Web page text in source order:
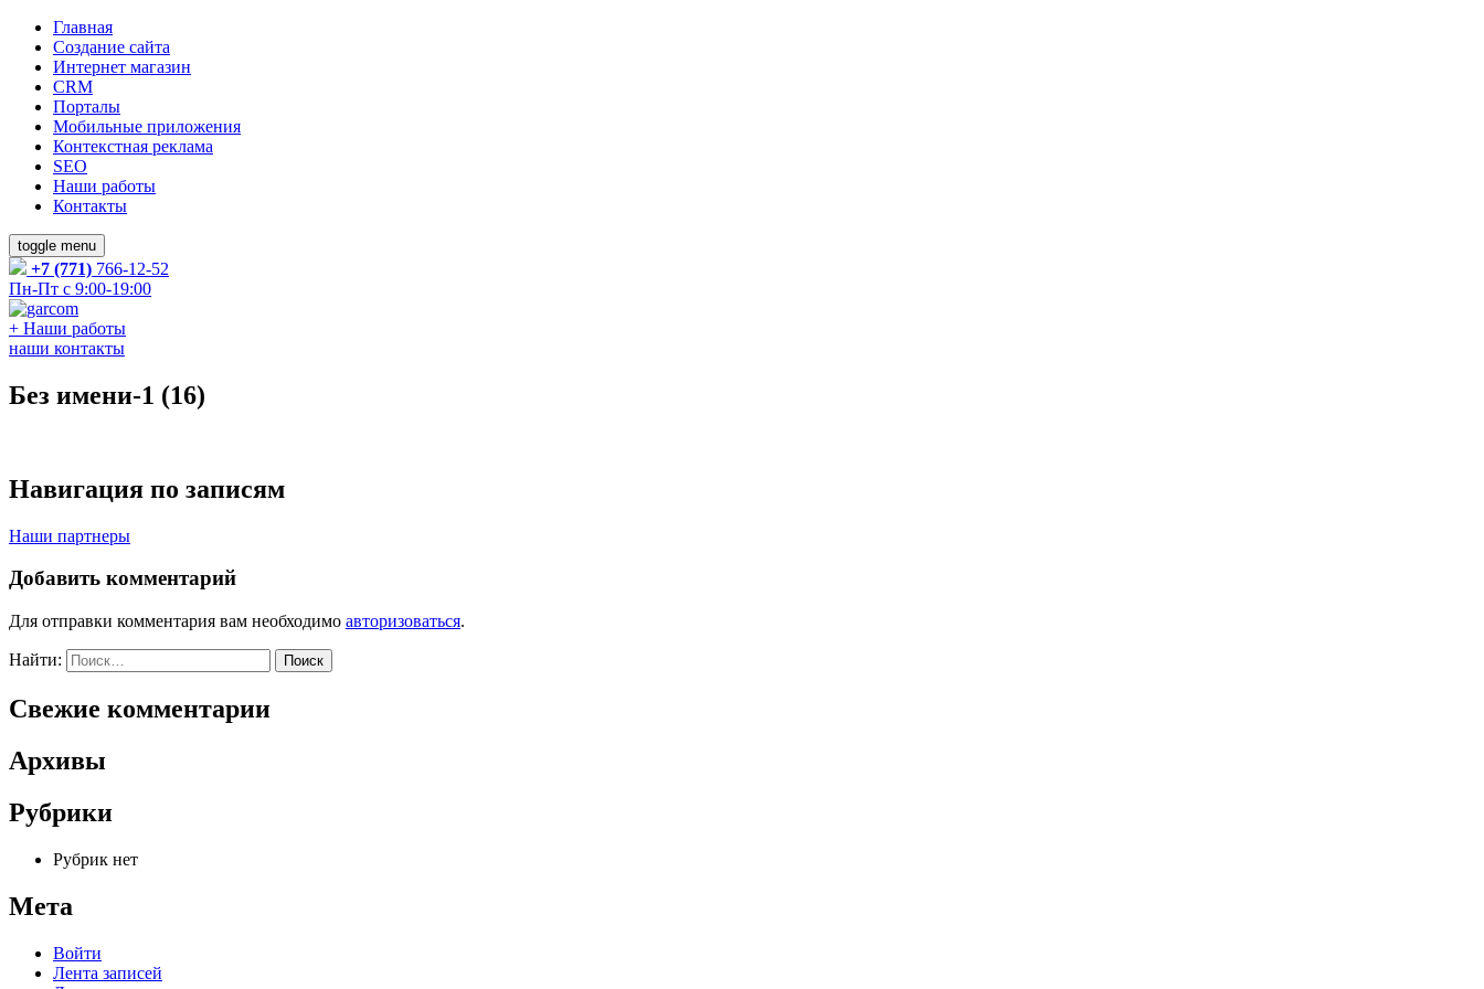
Главная
Создание сайта
Интернет магазин
CRM
Порталы
Мобильные приложения
Контекстная реклама
SEO
Наши работы
Контакты
toggle menu
+7 (771) 766-12-52
Пн-Пт с 9:00-19:00
+ Наши работы
наши контакты
Без имени-1 (16)
Навигация по записям
Наши партнеры
Добавить комментарий
Для отправки комментария вам необходимо авторизоваться.
Найти:
Свежие комментарии
Архивы
Рубрики
Рубрик нет
Мета
Войти
Лента записей